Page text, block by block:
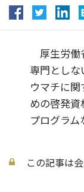
厚生労働
専門としな
ウマチに
めの啓発
プログラ
この記事は